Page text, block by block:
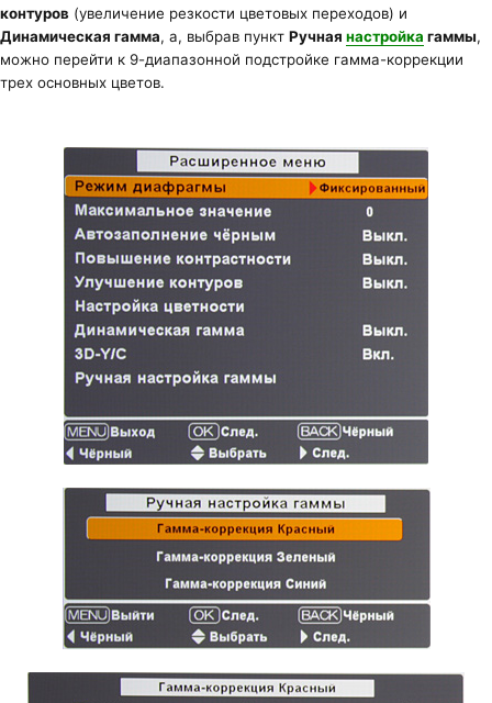
контуров (увеличение резкости цветовых переходов) и
Динамическая гамма, а, выбрав пункт Ручная настройка гаммы,
можно перейти к 9-диапазонной подстройке гамма-коррекции
трех основных цветов.